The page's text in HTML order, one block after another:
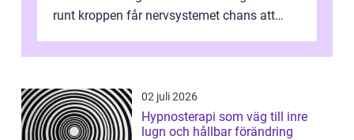
runt kroppen får nervsystemet chans att
02 juli 2026
Hypnosterapi som väg till inre
lugn och hållbar förändring